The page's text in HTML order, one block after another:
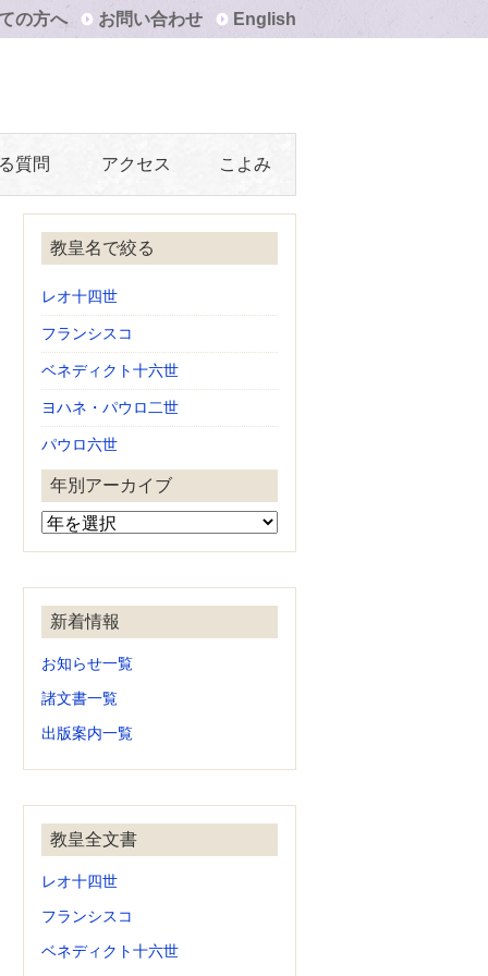
の方へ お問い合わせ English
質問 アクセス こよみ
教皇名で絞る
レオ十四世
フランシスコ
ベネディクト十六世
ヨハネ・パウロ二世
パウロ六世
年別アーカイブ
新着情報
お知らせ一覧
諸文書一覧
出版案内一覧
教皇全文書
レオ十四世
フランシスコ
ベネディクト十六世